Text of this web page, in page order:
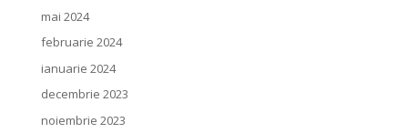
mai 2024
februarie 2024
ianuarie 2024
decembrie 2023
noiembrie 2023